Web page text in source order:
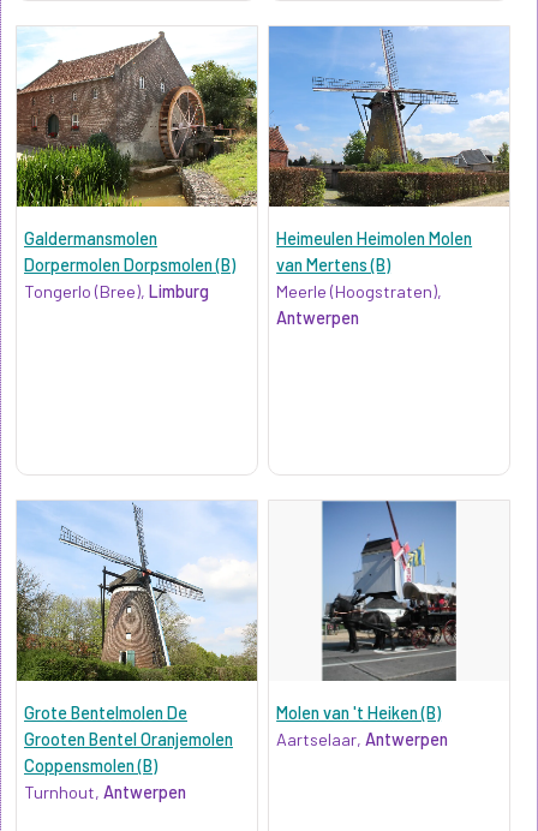
Galdermansmolen
Dorpermolen Dorpsmolen (B)
Tongerlo (Bree), Limburg
Heimeulen Heimolen Molen
van Mertens (B)
Meerle (Hoogstraten),
Antwerpen
Grote Bentelmolen De
Grooten Bentel Oranjemolen
Coppensmolen (B)
Turnhout, Antwerpen
Molen van 't Heiken (B)
Aartselaar,Antwerpen